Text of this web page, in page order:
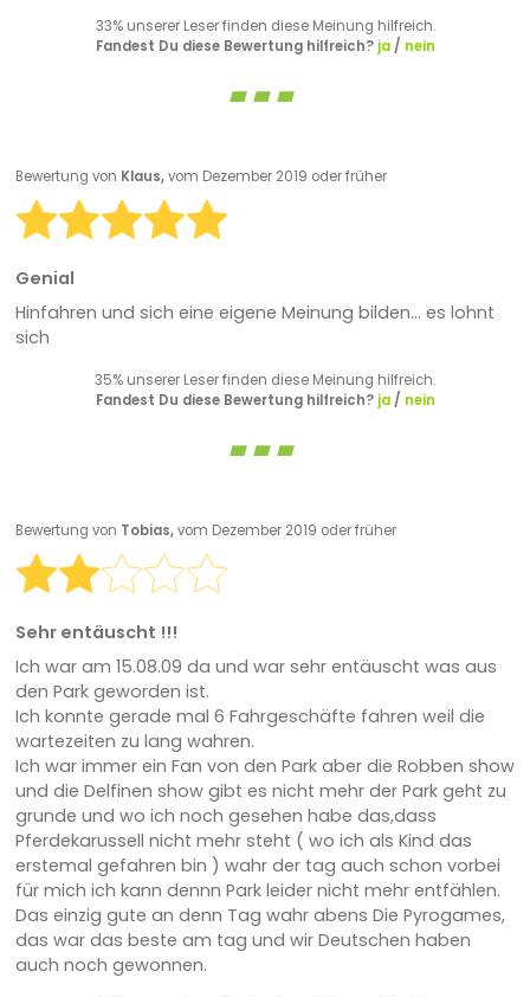
33% unserer Leser finden diese Meinung hilfreich.
Fandest Du diese Bewertung hilfreich? ja/ nein
Bewertung von Klaus,vom Dezember 2019 oder früher
Genial
Hinfahren und sich eine eigene Meinung bilden... es lohnt
sich
35% unserer Leser finden diese Meinung hilfreich.
Fandest Du diese Bewertung hilfreich? ja/ nein
Bewertung von Tobias,vom Dezember 2019 oder früher
Sehr entäuscht !!!
Ich war am 15.08.09 da und war sehr entäuscht was aus
den Park geworden ist.
Ich konnte gerade mal 6 Fahrgeschäfte fahren weil die
wartezeiten zu lang wahren.
Ich war immer ein Fan von den Park aber die Robben show
und die Delfinen show gibt es nicht mehr der Park geht zu
grunde und wo ich noch gesehen habe das,dass
Pferdekarussell nicht mehr steht ( wo ich als Kind das
erstemal gefahren bin ) wahr der tag auch schon vorbei
für mich ich kann dennn Park leider nicht mehr entfählen.
Das einzig gute an denn Tag wahr abens Die Pyrogames,
das war das beste am tag und wir Deutschen haben
auch noch gewonnen.